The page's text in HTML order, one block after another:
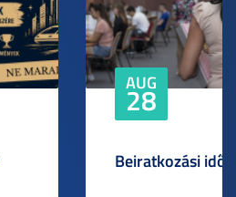
AUG
28
Beiratkozási